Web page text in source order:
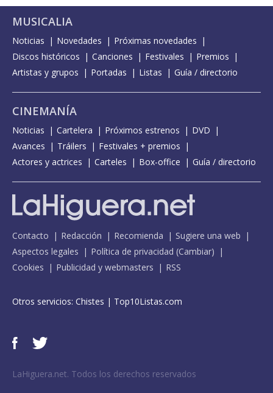
MUSICALIA
Noticias Novedades
Próximas novedades
Discos históricos
Canciones Festivales
Premios
Artistas y grupos
Portadas Listas Guía / directorio
CINEMANÍA
Noticias Cartelera Próximos estrenos
DVD
Avances
Tráilers
Festivales + premios
Actores y actrices
Carteles Box-office Guía / directorio
Contacto Redacción Recomienda
Sugiere una web
Aspectos legales
Política de privacidad (Cambiar)
Cookies
Publicidad y webmasters RSS
Otros servicios: Chistes | Top10Listas.com
LaHiguera.net. Todos los derechos reservados